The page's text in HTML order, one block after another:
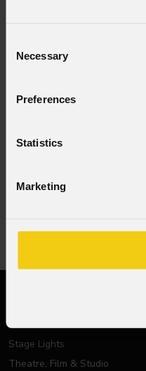
Selection
Necessary
Preferences
Statistics
Marketing
Teste Mobili
Stage Lights
Theatre, Film & Studio